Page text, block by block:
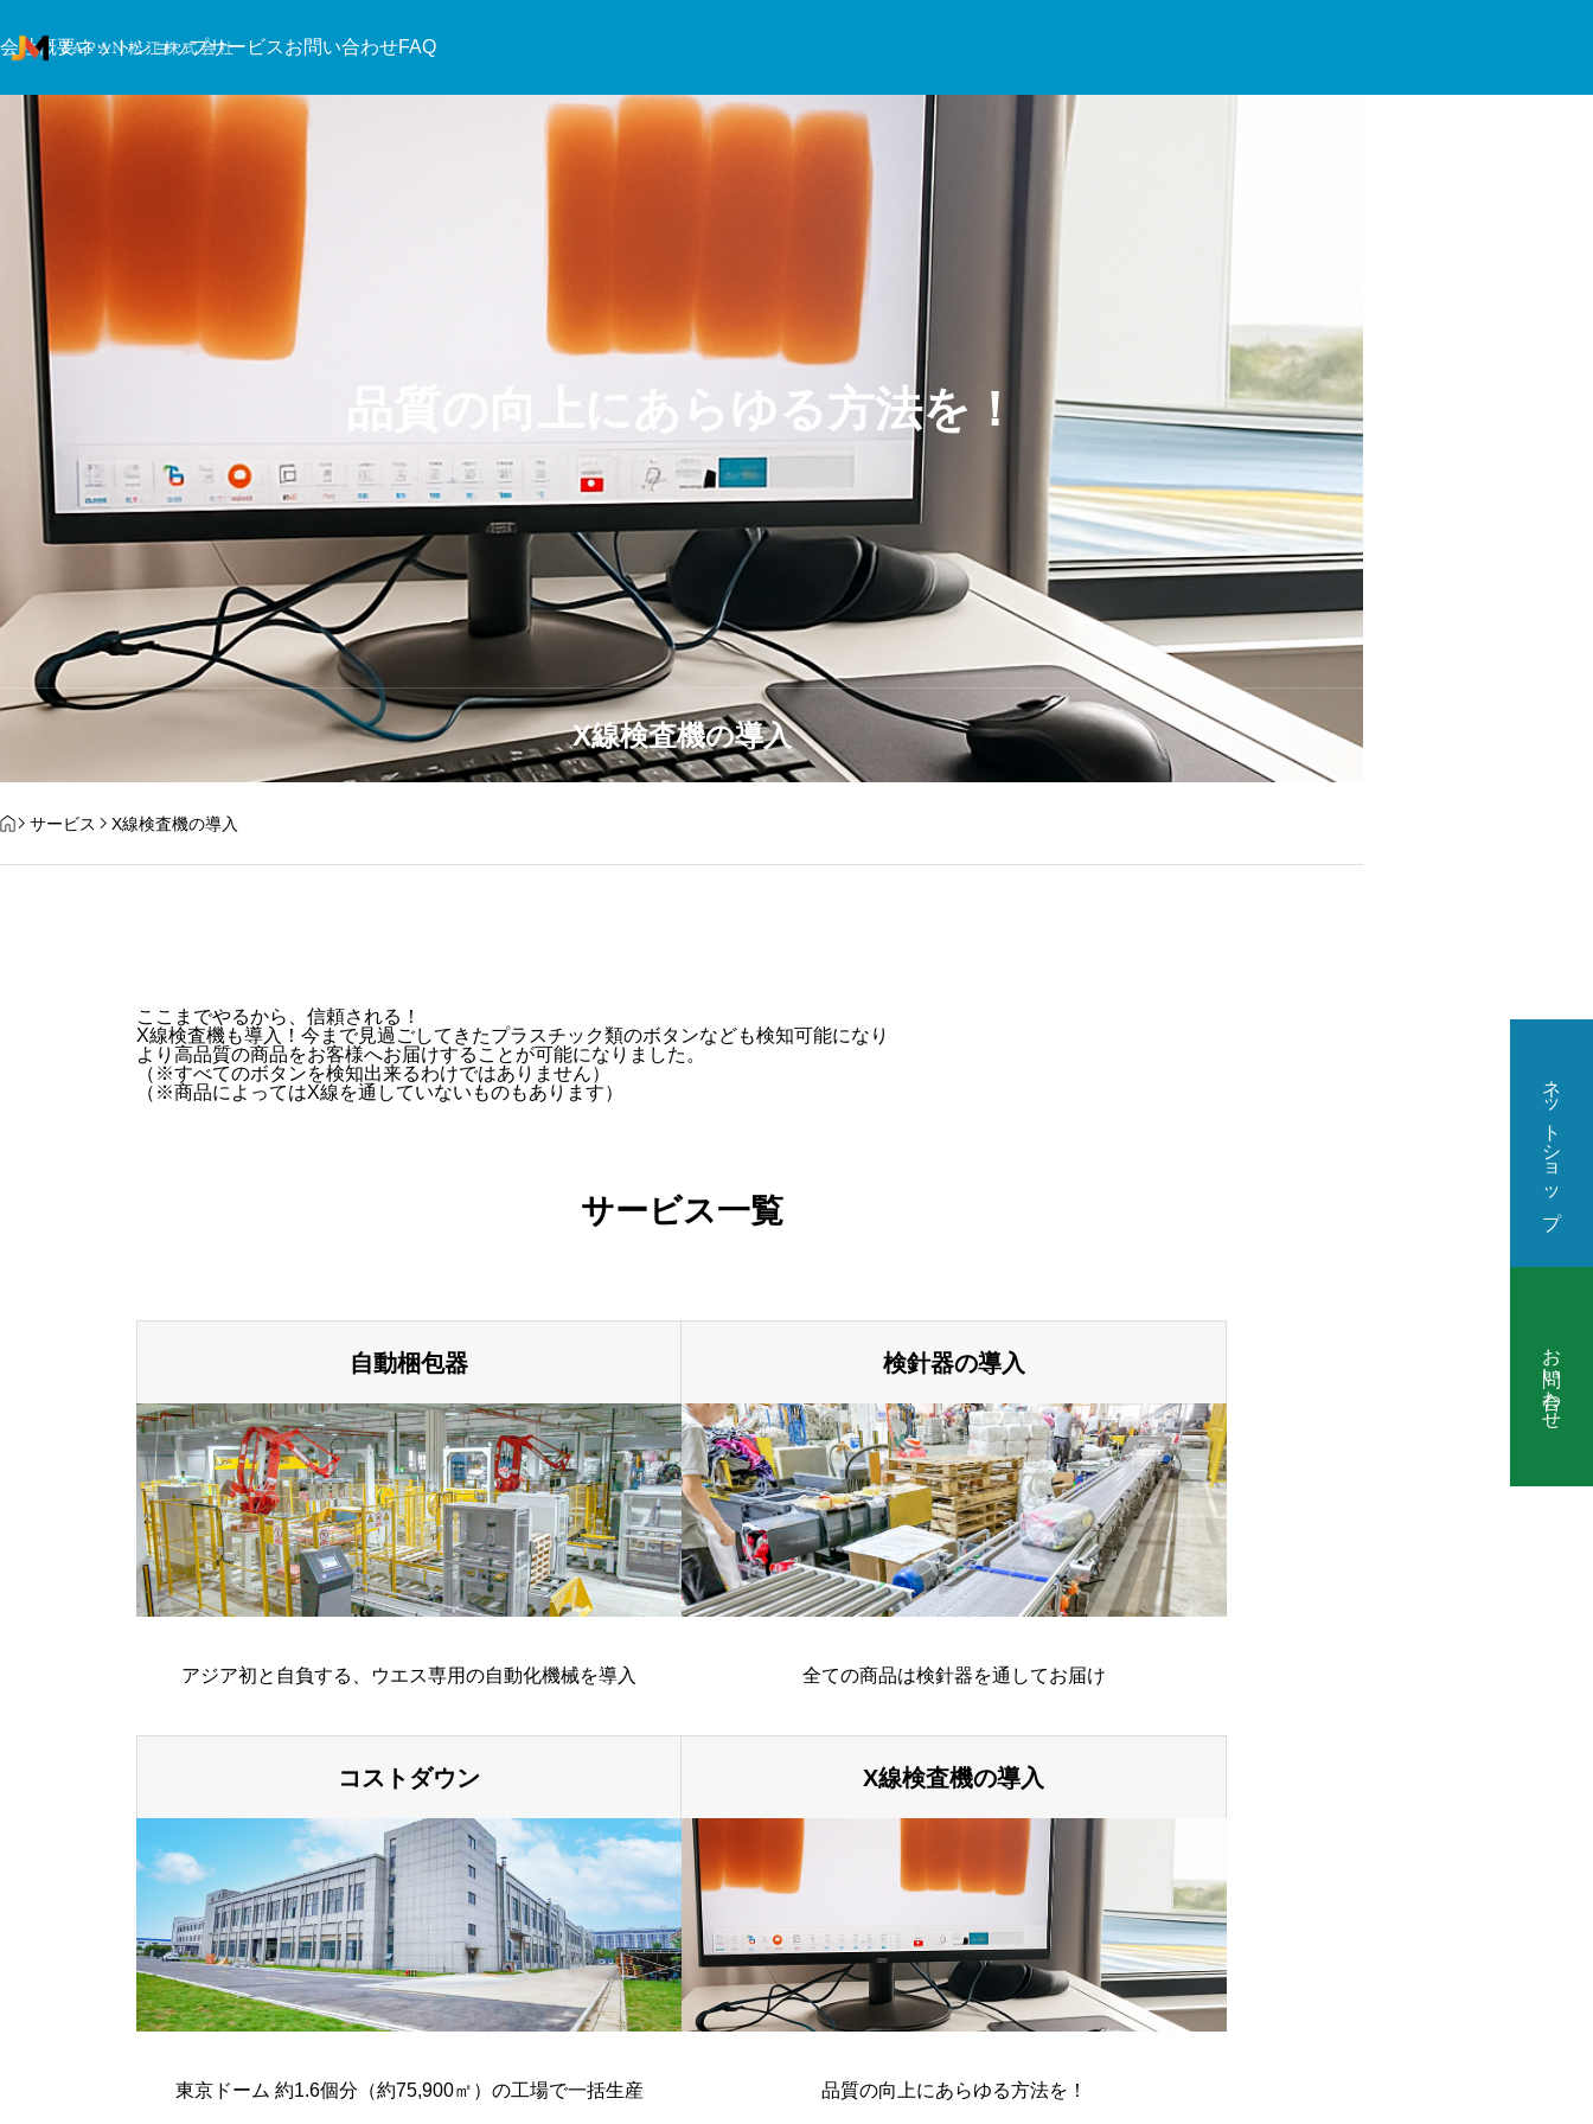
会社概要ネットショップサービスお問い合わせFAQ
課題である糸くずをほぼカットし
て、更にお求めやすい価格でご提
供いたします！
2026.04.24
アジア初と自負する、ウエス専用の自動化機械を導入
コストダウン
東京ドーム 約1.6個分（約75,900㎡）の工場で一括生産
品質の向上にあらゆる方法を！
X線検査機の導入
HOME
サービス X線検査機の導入
ここまでやるから、信頼される！
X線検査機も導入！今まで見過ごしてきたプラスチック類のボタンなども検知可能になり
より高品質の商品をお客様へお届けすることが可能になりました。
（※すべてのボタンを検知出来るわけではありません）
（※商品によってはX線を通していないものもあります）
サービス一覧
自動梱包器
アジア初と自負する、ウエス専用の自動化機械を導入
検針器の導入
全ての商品は検針器を通してお届け
コストダウン
東京ドーム 約1.6個分（約75,900㎡）の工場で一括生産
X線検査機の導入
品質の向上にあらゆる方法を！
ネットショップ
お問い合わせ